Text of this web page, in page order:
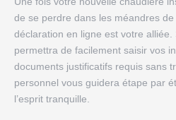
de se perdre dans les méandres
déclaration en ligne est votre
permettra de facilement saisir vos
documents justificatifs requis sans
personnel vous guidera étape par
l’esprit tranquille.